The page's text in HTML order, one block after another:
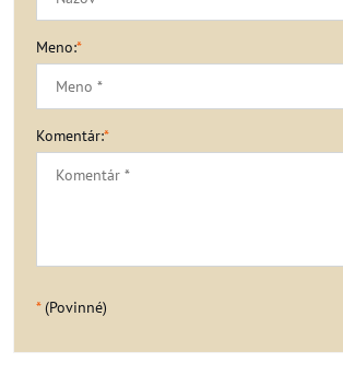
Meno:*
Komentár:*
*(Povinné)